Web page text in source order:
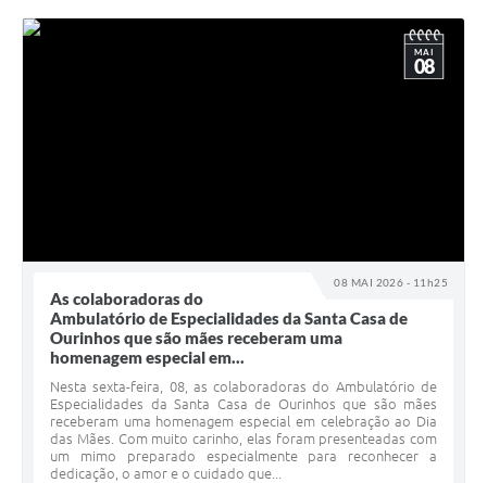
08 MAI 2026 - 11h25
MAI
08
As colaboradoras do
Ambulatório de Especialidades da Santa Casa de
Ourinhos que são mães receberam uma
homenagem especial em...
Nesta sexta-feira, 08, as colaboradoras do Ambulatório de
Especialidades da Santa Casa de Ourinhos que são mães
receberam uma homenagem especial em celebração ao Dia
das Mães. Com muito carinho, elas foram presenteadas com
um mimo preparado especialmente para reconhecer a
dedicação, o amor e o cuidado que...